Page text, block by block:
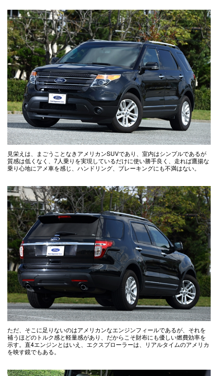
見栄えは、まごうことなきアメリカンSUVであり、室内はシンプルであるが
質感は低くなく、7人乗りを実現しているだけに使い勝手良く、走れば鷹揚な
乗り心地にアメ車を感じ、ハンドリング、ブレーキングにも不満はない。
ただ、そこに足りないのはアメリカンなエンジンフィールであるが、それを
補うほどのトルク感と軽量感があり、だからこそ財布にも優しい燃費効率を
示す。直4エンジンとはいえ、エクスプローラーは、リアルタイムのアメリカ
を映す鏡でもある。